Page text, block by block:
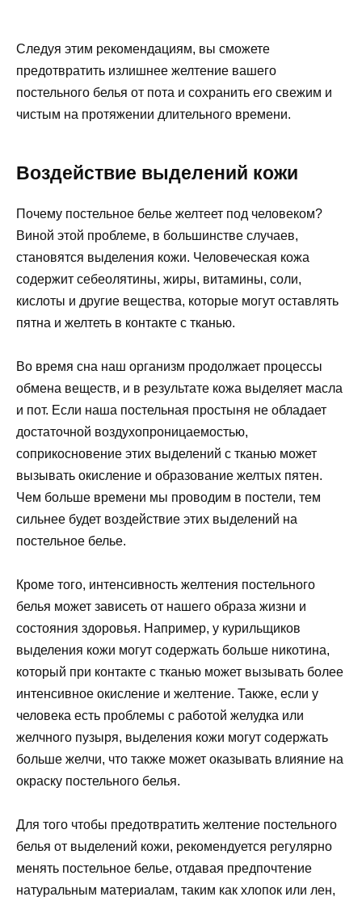
Следуя этим рекомендациям, вы сможете
предотвратить излишнее желтение вашего
постельного белья от пота и сохранить его свежим и
чистым на протяжении длительного времени.
Воздействие выделений кожи
Почему постельное белье желтеет под человеком?
Виной этой проблеме, в большинстве случаев,
становятся выделения кожи. Человеческая кожа
содержит себеолятины, жиры, витамины, соли,
кислоты и другие вещества, которые могут оставлять
пятна и желтеть в контакте с тканью.
Во время сна наш организм продолжает процессы
обмена веществ, и в результате кожа выделяет масла
и пот. Если наша постельная простыня не обладает
достаточной воздухопроницаемостью,
соприкосновение этих выделений с тканью может
вызывать окисление и образование желтых пятен.
Чем больше времени мы проводим в постели, тем
сильнее будет воздействие этих выделений на
постельное белье.
Кроме того, интенсивность желтения постельного
белья может зависеть от нашего образа жизни и
состояния здоровья. Например, у курильщиков
выделения кожи могут содержать больше никотина,
который при контакте с тканью может вызывать более
интенсивное окисление и желтение. Также, если у
человека есть проблемы с работой желудка или
желчного пузыря, выделения кожи могут содержать
больше желчи, что также может оказывать влияние на
окраску постельного белья.
Для того чтобы предотвратить желтение постельного
белья от выделений кожи, рекомендуется регулярно
менять постельное белье, отдавая предпочтение
натуральным материалам, таким как хлопок или лен,